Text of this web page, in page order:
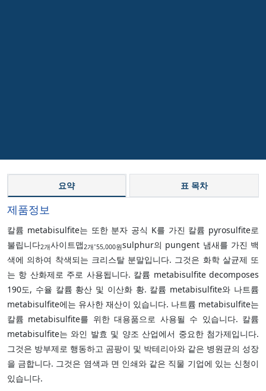
요약 표 목차
제품정보
칼륨 metabisulfite는 또한 분자 공식 K를 가진 칼륨 pyrosulfite로
불립니다2개사이트맵2개·55,000원sulphur의 pungent 냄새를 가진 백
색에 의하여 착색되는 크리스탈 분말입니다. 그것은 화학 살균제 또
는 항 산화제로 주로 사용됩니다. 칼륨 metabisulfite decomposes
190도, 수율 칼륨 황산 및 이산화 황. 칼륨 metabisulfite와 나트륨
metabisulfite에는 유사한 재산이 있습니다. 나트륨 metabisulfite는
칼륨 metabisulfite를 위한 대용품으로 사용될 수 있습니다. 칼륨
metabisulfite는 와인 발효 및 양조 산업에서 중요한 첨가제입니다.
그것은 방부제로 행동하고 곰팡이 및 박테리아와 같은 병원균의 성장
을 금합니다. 그것은 염색과 면 인쇄와 같은 직물 기업에 있는 신청이
있습니다.